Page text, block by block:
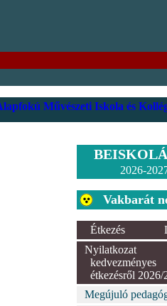
Művészeti Iskola és
2026-
Vakbarát
Étkezés
Nyilatkozat
kedvezményes
étkezésről 2026/
Megújuló